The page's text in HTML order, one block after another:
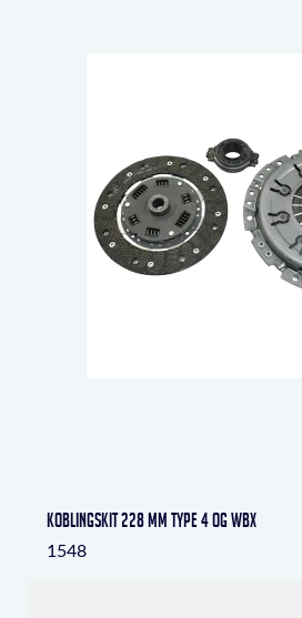
Koblingskit 228 mm Type 4 og WBX
1548